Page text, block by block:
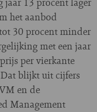
het aanbod
30 procent minder
met een jaar
per vierkante
blijkt uit cijfers
en de
Management